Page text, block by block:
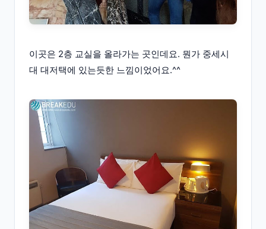
이곳은 2층 교실을 올라가는 곳인데요. 뭔가 중세시
대 대저택에 있는듯한 느낌이었어요.^^